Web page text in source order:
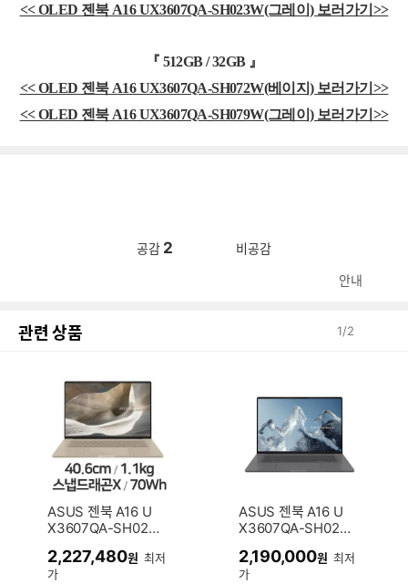
<< OLED 젠북 A16 UX3607QA-SH023W(그레이) 보러가기>>
『 512GB /32GB 』
<< OLED 젠북 A16 UX3607QA-SH072W(베이지) 보러가기>>
<< OLED 젠북 A16 UX3607QA-SH079W(그레이) 보러가기>>
공감 2 비공감
안내
관련 상품 1/2
ASUS 젠북 A16 U
X3607QA-SH022
2,227,480원 최저
가
ASUS 젠북 A16 U
X3607QA-SH023
2,190,000원 최저
가